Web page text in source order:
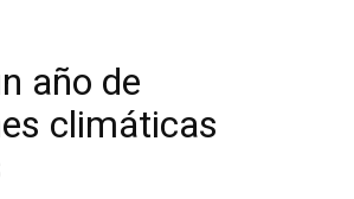
año de
climáticas